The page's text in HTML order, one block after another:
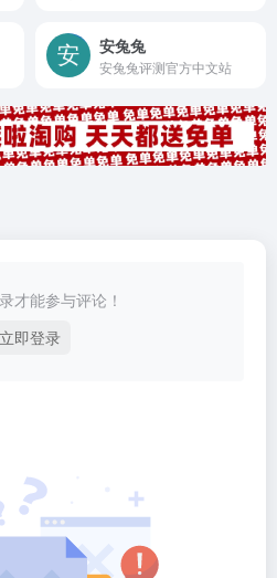
安兔兔
安兔兔评测官方中文站
才能参与评论！
立即登录